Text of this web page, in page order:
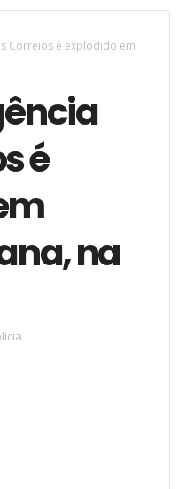
Correios é explodido em
é
na